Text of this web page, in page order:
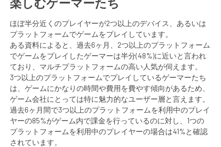
ほぼ半分近くのプレイヤーが2つ以上のデバイス、あるいは
プラットフォームでゲームをプレイしています。
ある資料によると、過去6ヶ月、2つ以上のプラットフォーム
でゲームをプレイしたゲーマーは半分(48%)に近いと言われ
ており、マルチプラットフォームの高い人気が伺えます。
3つ以上のプラットフォームでプレイしているゲーマーたち
は、ゲームにかなりの時間や費用を費やす傾向があるため、
ゲーム会社にとっては特に魅力的なユーザー層と言えます。
過去6ヶ月間で3つ以上のプラットフォームを利用中のプレイ
ヤーの85%がゲーム内で課金を行っているのに対し、1つの
プラットフォームを利用中のプレイヤーの場合は41%と確認
されています。